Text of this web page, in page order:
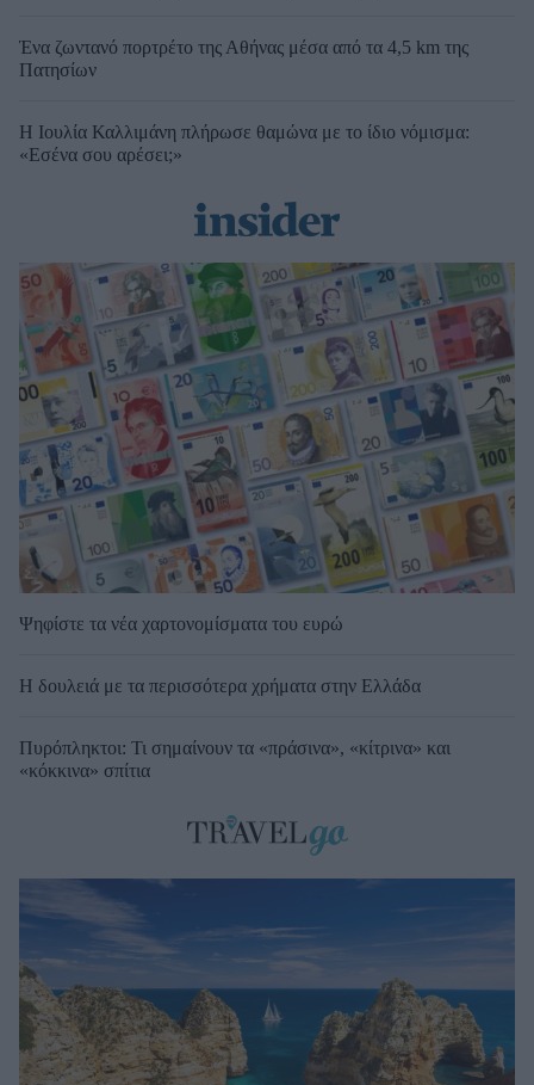
Ένα ζωντανό πορτρέτο της Αθήνας μέσα από τα 4,5 km της
Πατησίων
Η Ιουλία Καλλιμάνη πλήρωσε θαμώνα με το ίδιο νόμισμα:
«Εσένα σου αρέσει;»
Ψηφίστε τα νέα χαρτονομίσματα του ευρώ
Η δουλειά με τα περισσότερα χρήματα στην Ελλάδα
Πυρόπληκτοι: Τι σημαίνουν τα «πράσινα», «κίτρινα» και
«κόκκινα» σπίτια